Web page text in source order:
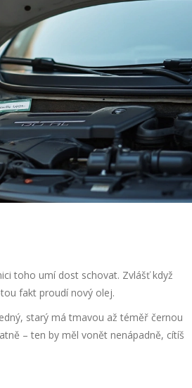
toho umí dost schovat. Zvlášť když
fakt proudí nový olej.
starý má tmavou až téměř černou
– ten by měl vonět nenápadně, cítíš